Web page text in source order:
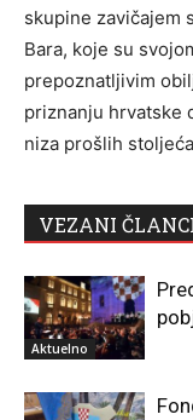
skupine zavičajem
Bara, koje su
prepoznatljivim
priznanju hrvatske
niza prošlih
VEZANI
Aktuelno